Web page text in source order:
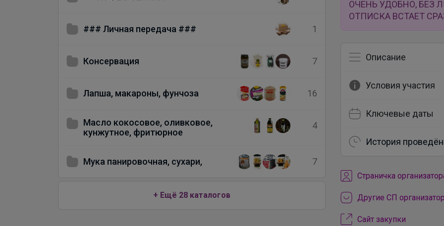
### Личная передача ### 1
Консервация 7
Лапша, макароны, фунчоза 16
Масло кокосовое, оливковое,
кунжутное, фритюрное
4
Мука панировочная, сухари, 7
+ Ещё 28 каталогов
ОЧЕНЬ УДОБНО, БЕЗ
ОТПИСКА ВСТАЕТ
Описание
Условия участия
Ключевые даты
История
Cтраничка
Другие СП
Сайт закупки